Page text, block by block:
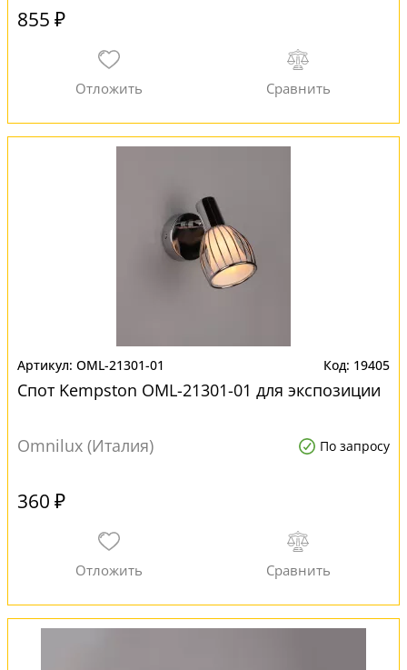
855 ₽
OML-21301-01 19405
Спот Kempston OML-21301-01 для экспозиции
Omnilux (Италия) По запросу
360 ₽